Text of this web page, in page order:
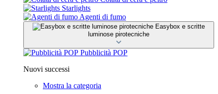
Starlights
Agenti di fumo
Easybox e scritte
luminose pirotecniche
Pubblicità POP
Nuovi successi
Mostra la categoria